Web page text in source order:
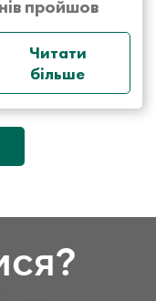
пройшов
Читати
більше